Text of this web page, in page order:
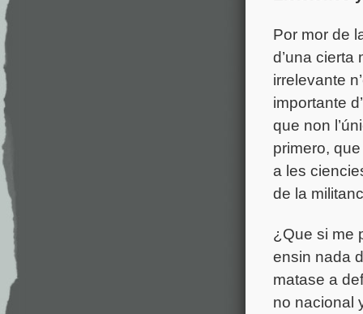
Por mor de
d’una cierta
irrelevante
importante
que non l’
primero,
a les
de la
¿Que si me
ensin nada
matase a
no nacional